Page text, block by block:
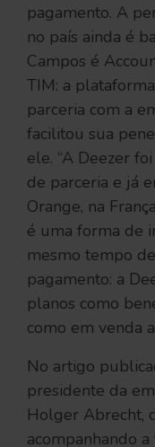
pagamento. A
no país ainda é
Campos é
TIM: a
parceria com a
facilitou sua
ele. “A Deezer
de parceria e já
Orange, na
é uma forma de
mesmo tempo
pagamento: a
planos como
como em venda
No artigo
presidente da
Holger Abrecht,
acompanhando